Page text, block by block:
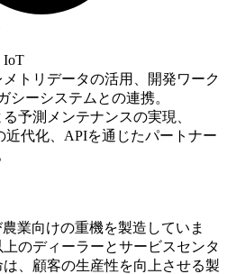
IoT
トリデータの活用、開発ワーク
シーシステムとの連携。
予測メンテナンスの実現、
近代化、APIを通じたパートナー
業向けの重機を製造していま
のディーラーとサービスセンタ
、顧客の生産性を向上させる製